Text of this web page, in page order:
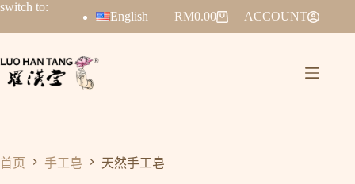
switch to:
English RM0.00 ACCOUNT
首页 手工皂 天然手工皂